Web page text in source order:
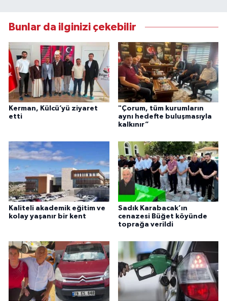
Bunlar da ilginizi çekebilir
Kerman, Külcü’yü ziyaret
etti
"Çorum, tüm kurumların
aynı hedefte buluşmasıyla
kalkınır”
Kaliteli akademik eğitim ve
kolay yaşanır bir kent
Sadık Karabacak’ın
cenazesi Büğet köyünde
toprağa verildi